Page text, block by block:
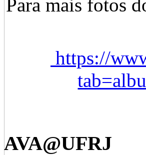
Para mais fotos
https://
AVA@UFRJ